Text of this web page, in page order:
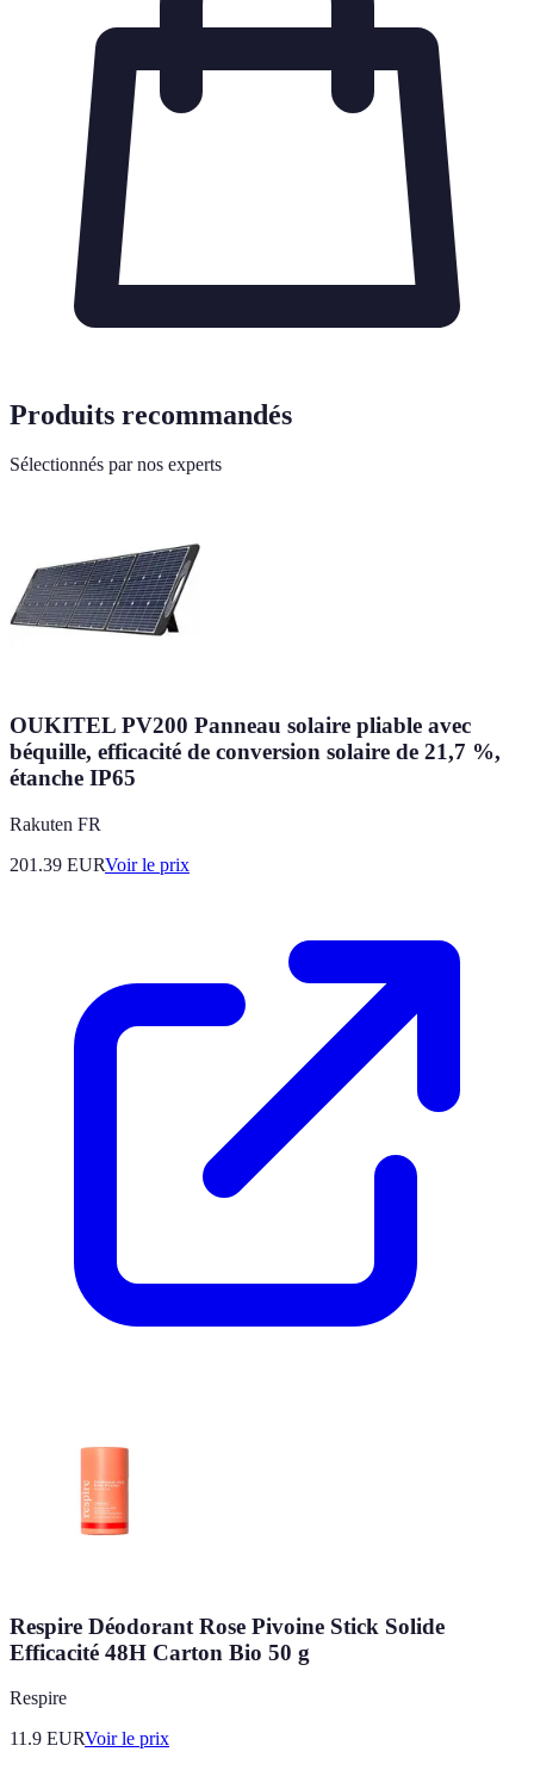
Produits recommandés
Sélectionnés par nos experts
OUKITEL PV200 Panneau solaire pliable avec
béquille, efficacité de conversion solaire de 21,7 %,
étanche IP65
Rakuten FR
201.39 EURVoir le prix
Respire Déodorant Rose Pivoine Stick Solide
Efficacité 48H Carton Bio 50 g
Respire
11.9 EURVoir le prix